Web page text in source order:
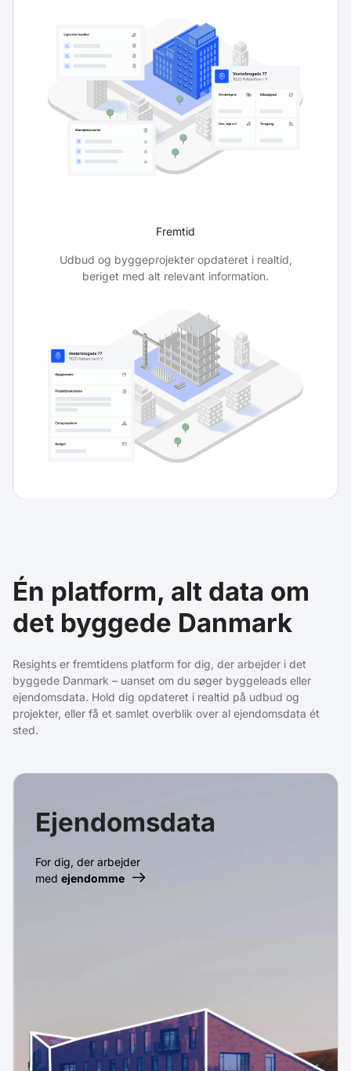
Fremtid
Udbud og byggeprojekter opdateret i realtid,
beriget med alt relevant information.
Én platform, alt data om
det byggede Danmark
Resights er fremtidens platform for dig, der arbejder i det
byggede Danmark – uanset om du søger byggeleads eller
ejendomsdata. Hold dig opdateret i realtid på udbud og
projekter, eller få et samlet overblik over al ejendomsdata ét
sted.
Ejendomsdata
For dig, der arbejder
med ejendomme